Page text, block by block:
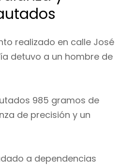
realizado en calle José
detuvo a un hombre de
985 gramos de
de precisión y un
a dependencias